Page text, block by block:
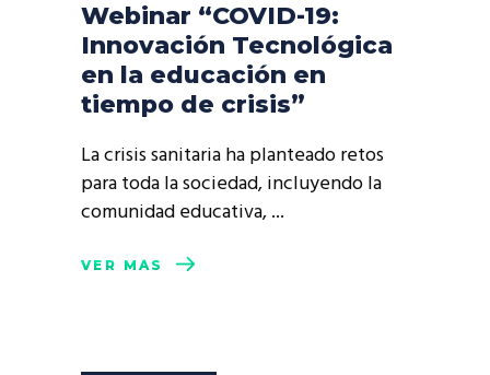
Webinar “COVID-19:
Innovación Tecnológica
en la educación en
tiempo de crisis”
La crisis sanitaria ha planteado retos
para toda la sociedad, incluyendo la
comunidad educativa,
VER MÁS